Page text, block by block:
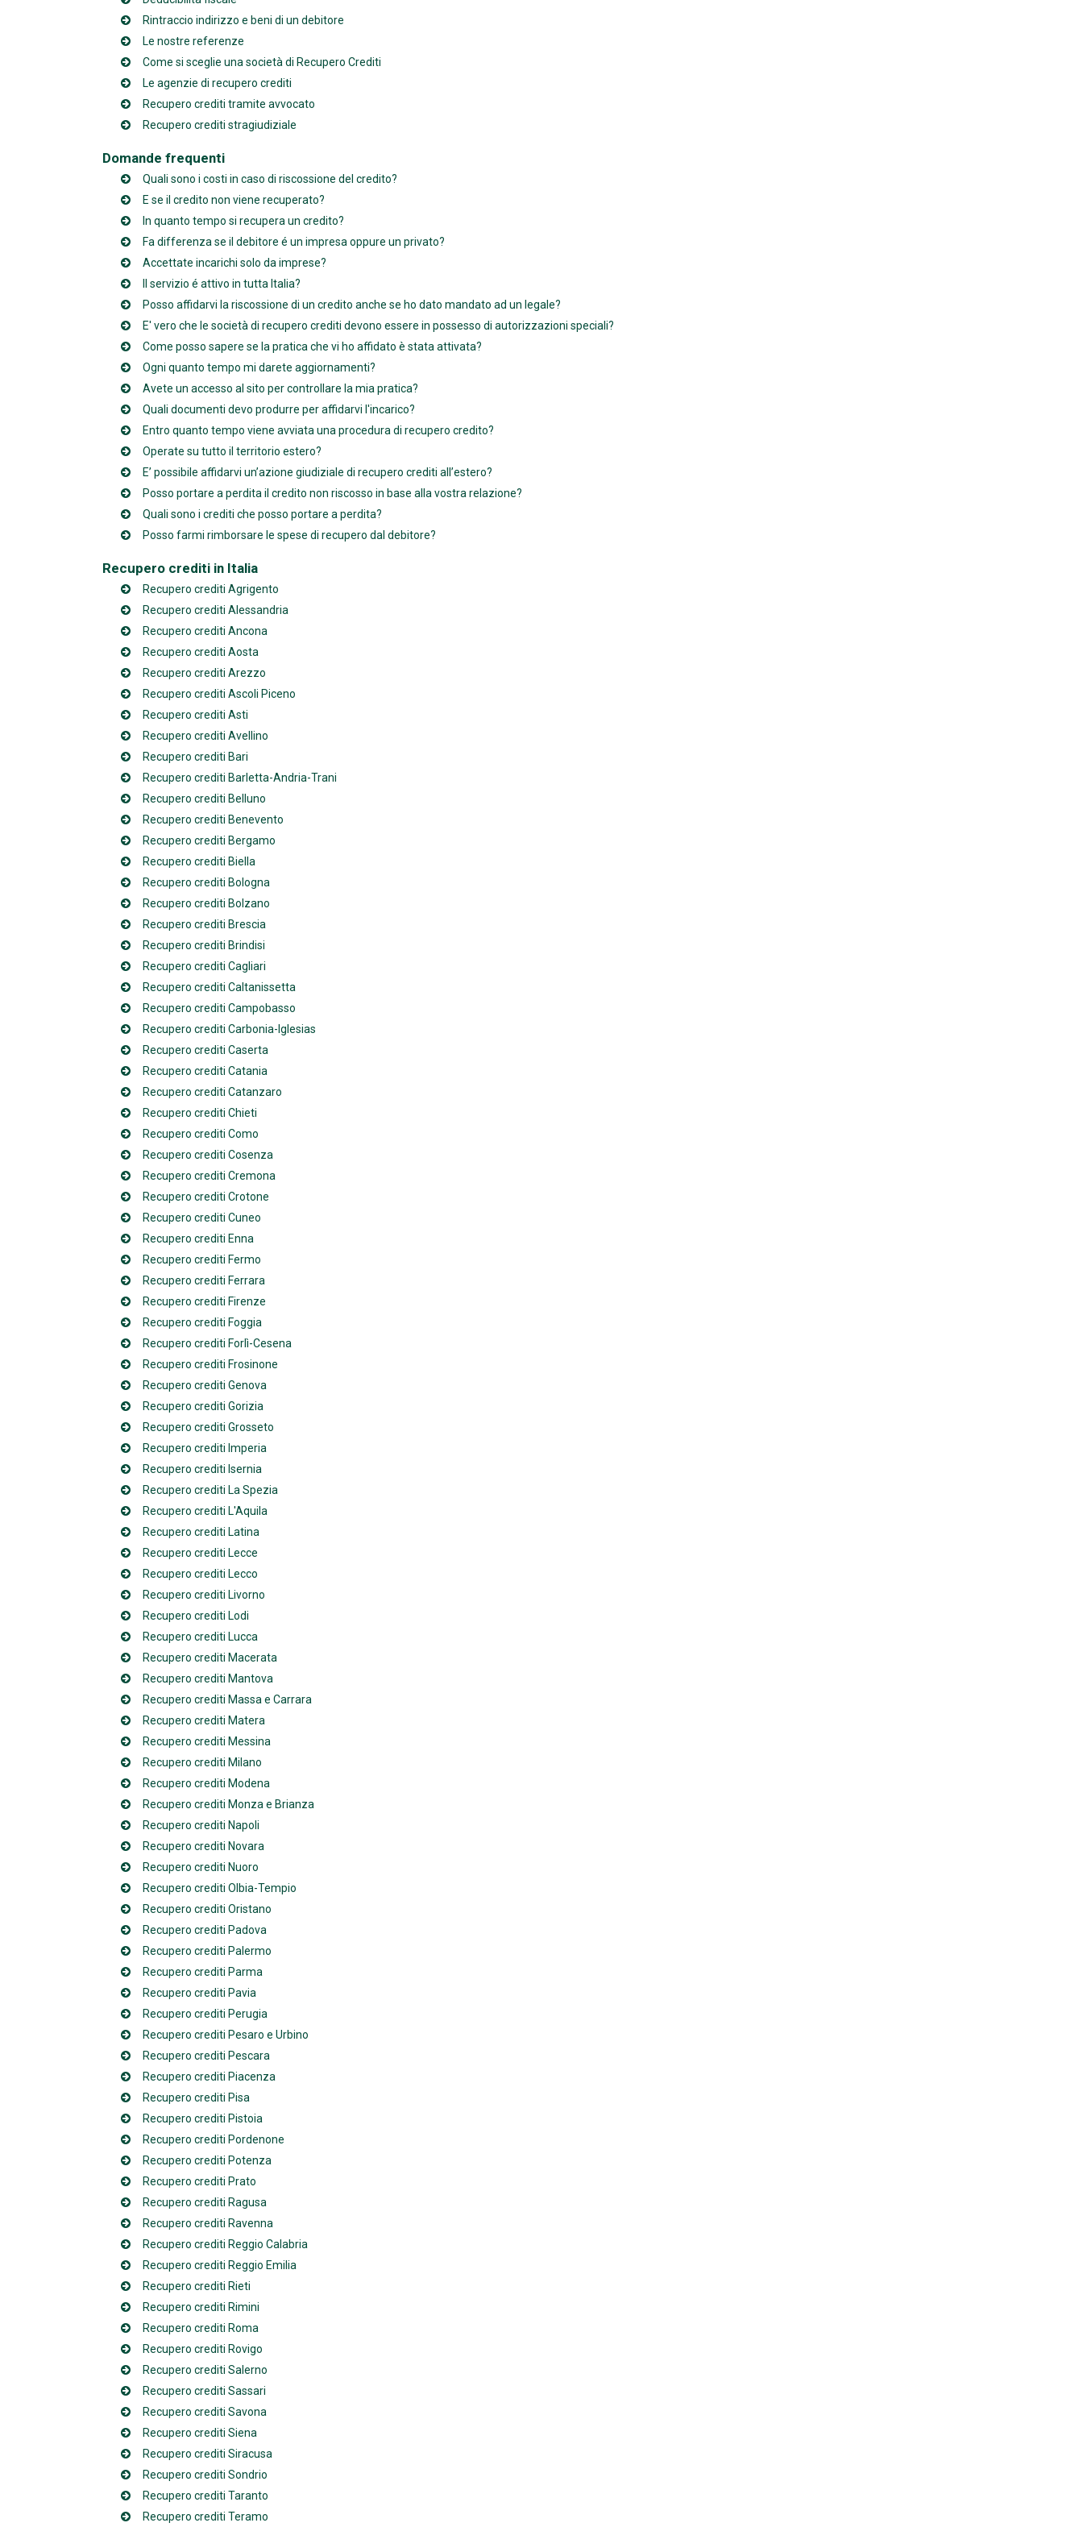
Rintraccio indirizzo e beni di un debitore
Le nostre referenze
Come si sceglie una società di Recupero Crediti
Le agenzie di recupero crediti
Recupero crediti tramite avvocato
Recupero crediti stragiudiziale
Domande frequenti
Quali sono i costi in caso di riscossione del credito?
E se il credito non viene recuperato?
In quanto tempo si recupera un credito?
Fa differenza se il debitore é un impresa oppure un privato?
Accettate incarichi solo da imprese?
Il servizio é attivo in tutta Italia?
Posso affidarvi la riscossione di un credito anche se ho dato mandato ad un legale?
E' vero che le società di recupero crediti devono essere in possesso di autorizzazioni speciali?
Come posso sapere se la pratica che vi ho affidato è stata attivata?
Ogni quanto tempo mi darete aggiornamenti?
Avete un accesso al sito per controllare la mia pratica?
Quali documenti devo produrre per affidarvi l'incarico?
Entro quanto tempo viene avviata una procedura di recupero credito?
Operate su tutto il territorio estero?
E’ possibile affidarvi un’azione giudiziale di recupero crediti all’estero?
Posso portare a perdita il credito non riscosso in base alla vostra relazione?
Quali sono i crediti che posso portare a perdita?
Posso farmi rimborsare le spese di recupero dal debitore?
Recupero crediti in Italia
Recupero crediti Agrigento
Recupero crediti Alessandria
Recupero crediti Ancona
Recupero crediti Aosta
Recupero crediti Arezzo
Recupero crediti Ascoli Piceno
Recupero crediti Asti
Recupero crediti Avellino
Recupero crediti Bari
Recupero crediti Barletta-Andria-Trani
Recupero crediti Belluno
Recupero crediti Benevento
Recupero crediti Bergamo
Recupero crediti Biella
Recupero crediti Bologna
Recupero crediti Bolzano
Recupero crediti Brescia
Recupero crediti Brindisi
Recupero crediti Cagliari
Recupero crediti Caltanissetta
Recupero crediti Campobasso
Recupero crediti Carbonia-Iglesias
Recupero crediti Caserta
Recupero crediti Catania
Recupero crediti Catanzaro
Recupero crediti Chieti
Recupero crediti Como
Recupero crediti Cosenza
Recupero crediti Cremona
Recupero crediti Crotone
Recupero crediti Cuneo
Recupero crediti Enna
Recupero crediti Fermo
Recupero crediti Ferrara
Recupero crediti Firenze
Recupero crediti Foggia
Recupero crediti Forlì-Cesena
Recupero crediti Frosinone
Recupero crediti Genova
Recupero crediti Gorizia
Recupero crediti Grosseto
Recupero crediti Imperia
Recupero crediti Isernia
Recupero crediti La Spezia
Recupero crediti L'Aquila
Recupero crediti Latina
Recupero crediti Lecce
Recupero crediti Lecco
Recupero crediti Livorno
Recupero crediti Lodi
Recupero crediti Lucca
Recupero crediti Macerata
Recupero crediti Mantova
Recupero crediti Massa e Carrara
Recupero crediti Matera
Recupero crediti Messina
Recupero crediti Milano
Recupero crediti Modena
Recupero crediti Monza e Brianza
Recupero crediti Napoli
Recupero crediti Novara
Recupero crediti Nuoro
Recupero crediti Olbia-Tempio
Recupero crediti Oristano
Recupero crediti Padova
Recupero crediti Palermo
Recupero crediti Parma
Recupero crediti Pavia
Recupero crediti Perugia
Recupero crediti Pesaro e Urbino
Recupero crediti Pescara
Recupero crediti Piacenza
Recupero crediti Pisa
Recupero crediti Pistoia
Recupero crediti Pordenone
Recupero crediti Potenza
Recupero crediti Prato
Recupero crediti Ragusa
Recupero crediti Ravenna
Recupero crediti Reggio Calabria
Recupero crediti Reggio Emilia
Recupero crediti Rieti
Recupero crediti Rimini
Recupero crediti Roma
Recupero crediti Rovigo
Recupero crediti Salerno
Recupero crediti Sassari
Recupero crediti Savona
Recupero crediti Siena
Recupero crediti Siracusa
Recupero crediti Sondrio
Recupero crediti Taranto
Recupero crediti Teramo